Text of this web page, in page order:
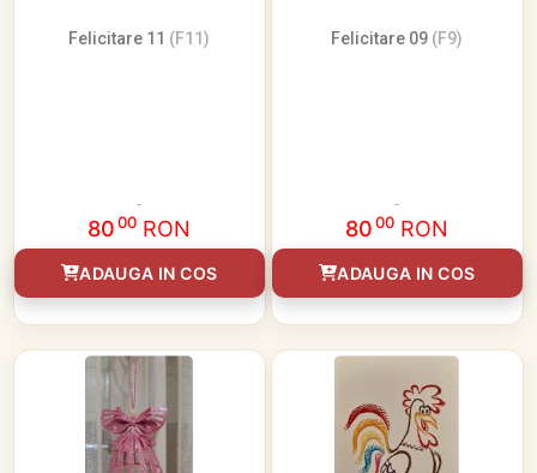
Felicitare 11 (F11)
8000 RON
ADAUGA IN COS
Felicitare 09 (F9)
8000 RON
ADAUGA IN COS